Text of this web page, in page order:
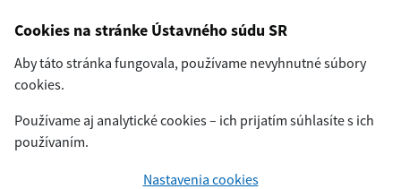
Cookies na stránke Ústavného súdu SR
Aby táto stránka fungovala, používame nevyhnutné súbory
cookies.
Používame aj analytické cookies – ich prijatím súhlasíte s ich
používaním.
Nastavenia cookies